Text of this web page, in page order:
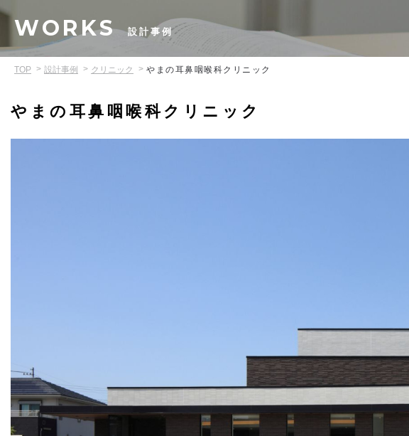
WORKS 設計事例
TOP 設計事例 クリニック やまの耳鼻咽喉科クリニック
やまの耳鼻咽喉科クリニック